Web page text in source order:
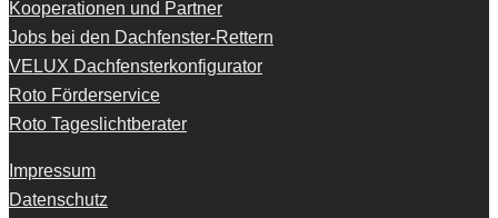
Kooperationen und Partner
Jobs bei den Dachfenster-Rettern
VELUX Dachfensterkonfigurator
Roto Förderservice
Roto Tageslichtberater
Impressum
Datenschutz